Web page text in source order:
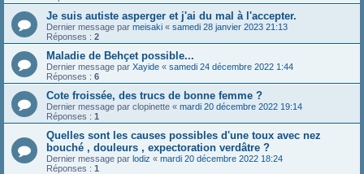
Je suis autiste asperger et j'ai du mal à l'accepter.
Dernier message par meisaki « samedi 28 janvier 2023 21:13
Réponses : 2
Maladie de Behçet possible...
Dernier message par Xayide « samedi 24 décembre 2022 1:44
Réponses : 6
Cote froissée, des trucs de bonne femme ?
Dernier message par clopinette « mardi 20 décembre 2022 19:14
Réponses : 1
Quelles sont les causes possibles d'une toux avec nez
bouché , douleurs , expectoration verdâtre ?
Dernier message par lodiz « mardi 20 décembre 2022 18:24
Réponses : 1